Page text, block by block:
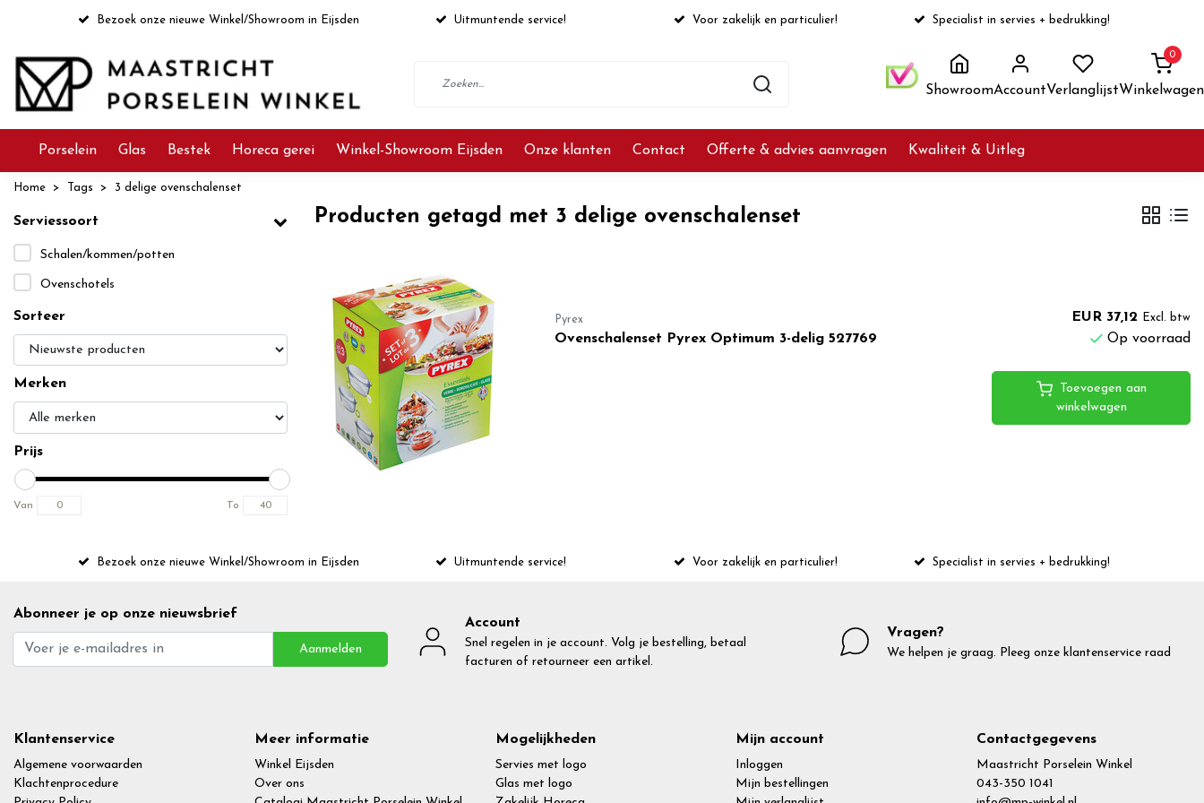
Bezoek onze nieuwe Winkel/Showroom in Eijsden Uitmuntende service! Voor zakelijk en particulier! Specialist in servies + bedrukking!
ShowroomAccountVerlanglijst
0
Winkelwagen
Porselein Glas Bestek Horeca gerei Winkel-Showroom Eijsden Onze klanten Contact Offerte & advies aanvragen Kwaliteit & Uitleg
Home Tags 3 delige ovenschalenset
Serviessoort
Schalen/kommen/potten
Ovenschotels
Sorteer
Merken
Prijs
Van To
Producten getagd met 3 delige ovenschalenset
Pyrex
Ovenschalenset Pyrex Optimum 3-delig 527769
EUR 37,12 Excl. btw
Op voorraad
Toevoegen aan
winkelwagen
Bezoek onze nieuwe Winkel/Showroom in Eijsden Uitmuntende service! Voor zakelijk en particulier! Specialist in servies + bedrukking!
Abonneer je op onze nieuwsbrief
Aanmelden
Account
Snel regelen in je account. Volg je bestelling, betaal
facturen of retourneer een artikel.
Vragen?
We helpen je graag. Pleeg onze klantenservice raad
Klantenservice
Algemene voorwaarden
Klachtenprocedure
Meer informatie
Winkel Eijsden
Over ons
Mogelijkheden
Servies met logo
Glas met logo
Mijn account
Inloggen
Mijn bestellingen
Contactgegevens
Maastricht Porselein Winkel
043-350 1041